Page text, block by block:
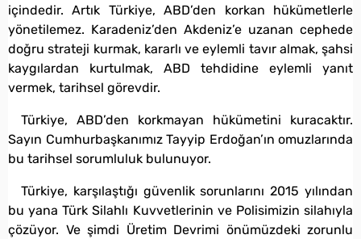
içindedir. Artık Türkiye, ABD’den korkan hükümetlerle
yönetilemez. Karadeniz’den Akdeniz’e uzanan cephede
doğru strateji kurmak, kararlı ve eylemli tavır almak, şahsi
kaygılardan kurtulmak, ABD tehdidine eylemli yanıt
vermek, tarihsel görevdir.
Türkiye, ABD’den korkmayan hükümetini kuracaktır.
Sayın Cumhurbaşkanımız Tayyip Erdoğan’ın omuzlarında
bu tarihsel sorumluluk bulunuyor.
Türkiye, karşılaştığı güvenlik sorunlarını 2015 yılından
bu yana Türk Silahlı Kuvvetlerinin ve Polisimizin silahıyla
çözüyor. Ve şimdi Üretim Devrimi önümüzdeki zorunlu